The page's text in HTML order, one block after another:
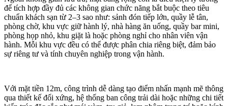
để tích hợp đầy đủ các không gian chức năng bắt buộc theo tiêu
chuẩn khách sạn từ 2–3 sao như: sảnh đón tiếp lớn, quầy lễ tân,
phòng chờ, khu vực giữ hành lý, nhà hàng ăn uống, quầy bar mini,
phòng họp nhỏ, khu giặt là hoặc phòng nghỉ cho nhân viên vận
hành. Mỗi khu vực đều có thể được phân chia riêng biệt, đảm bảo
sự riêng tư và tính chuyên nghiệp trong vận hành.
Với mặt tiền 12m, công trình dễ dàng tạo điểm nhấn mạnh mẽ thông
qua thiết kế đối xứng, hệ thống ban công trải dài hoặc những chi tiết